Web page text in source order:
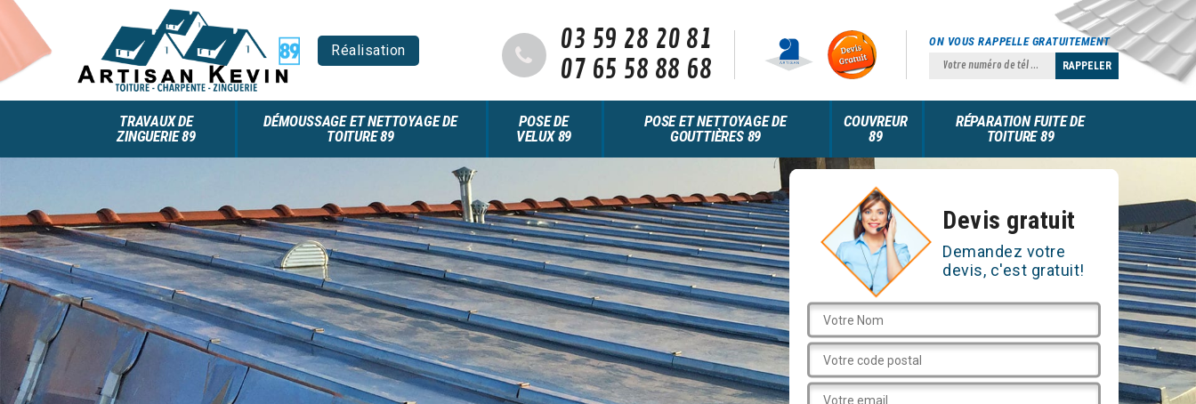
Réalisation
03 59 28 20 81
07 65 58 88 68
ON VOUS RAPPELLE GRATUITEMENT
TRAVAUX DE
ZINGUERIE 89
DÉMOUSSAGE ET NETTOYAGE DE
TOITURE 89
POSE DE
VELUX 89
POSE ET NETTOYAGE DE
GOUTTIÈRES 89
COUVREUR
89
RÉPARATION FUITE DE
TOITURE 89
Devis gratuit
Demandez votre
devis, c'est gratuit!